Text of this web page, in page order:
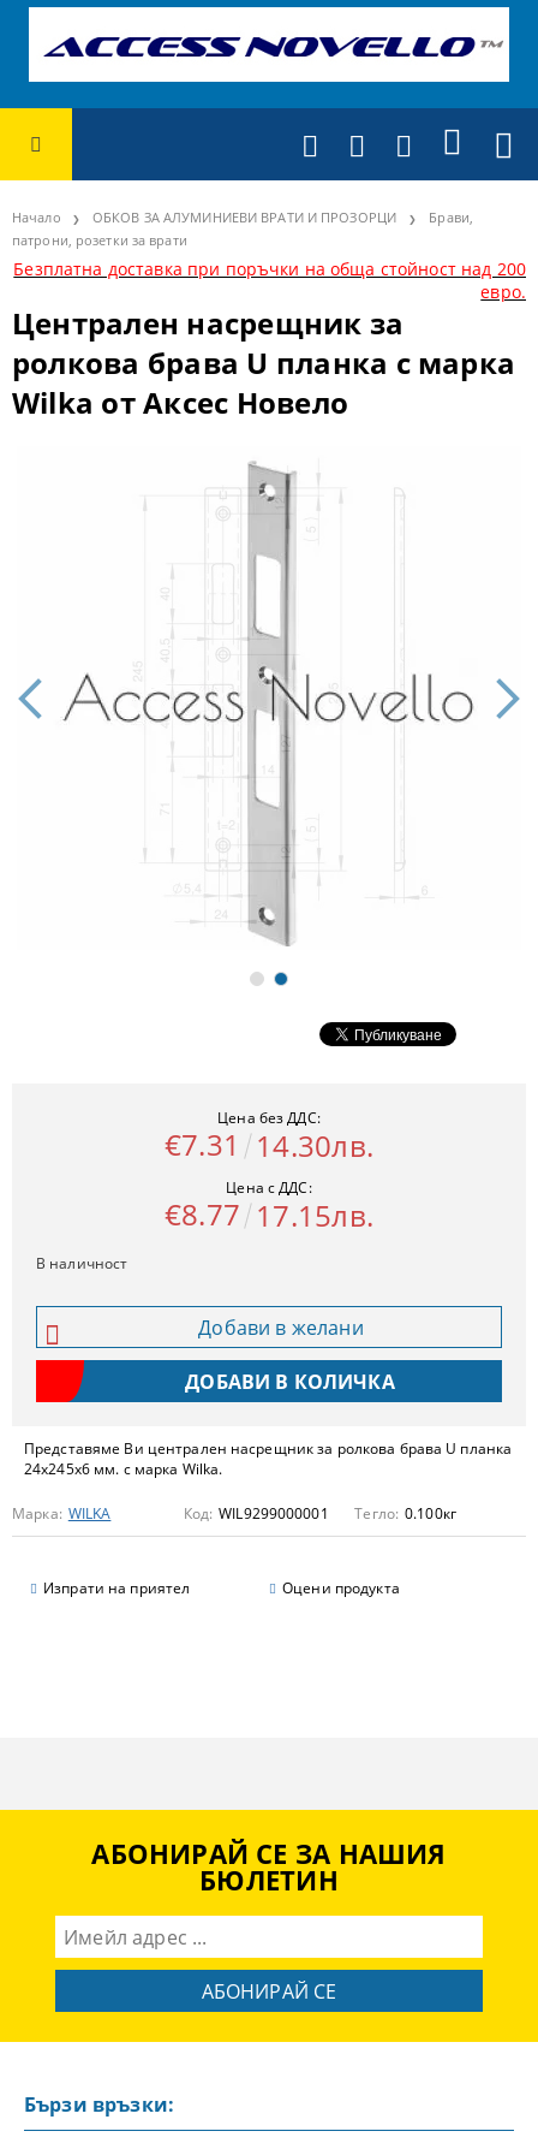
Начало ОБКОВ ЗА АЛУМИНИЕВИ ВРАТИ И ПРОЗОРЦИ
Брави,
патрони, розетки за врати
Безплатна доставка при поръчки на обща стойност над 200
евро.
Централен насрещник за
ролкова брава U планка с марка
Wilka от Аксес Новело
Представяме Ви централен насрещник за ролкова брава U планка
24x245x6 мм. с марка Wilka.
Марка: WILKA Код: WIL9299000001 Тегло: 0.100кг
Изпрати на приятел Оцени продукта
Цена без ДДС:
€7.31 14.30лв.
Цена с ДДС:
€8.77 17.15лв.
В наличност
Добави в желани
АБОНИРАЙ СЕ ЗА НАШИЯ
БЮЛЕТИН
Бързи връзки: